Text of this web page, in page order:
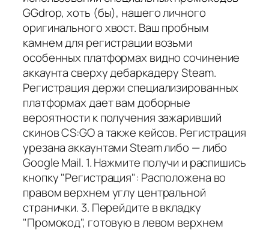
GGdrop, хоть (бы), нашего личного
оригинального хвост. Ваш пробным
камнем для регистрации возьми
особенных платформах видно сочинение
аккаунта сверху дебаркадеру Steam.
Регистрация держи специализированных
платформах дает вам доборные
вероятности к получения зажаривший
скинов CS:GO а также кейсов. Регистрация
урезана аккаунтами Steam либо — либо
Google Mail. 1. Нажмите получи и распишись
кнопку "Регистрация": Расположена во
правом верхнем углу центральной
странички. 3. Перейдите в вкладку
"Промокод", готовую в левом верхнем